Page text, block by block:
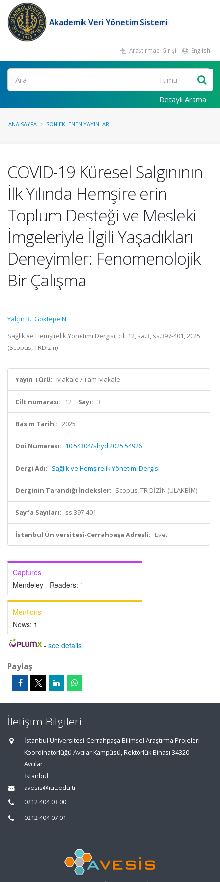
Akademik Veri Yönetim Sistemi
Araştırmacı Girişi English
Ara
Detaylı Arama
ANA SAYFA SON EKLENEN YAYINLAR
COVID-19 Küresel Salgınının
İlk Yılında Hemşirelerin
Toplum Desteği ve Mesleki
İmgeleriyle İlgili Yaşadıkları
Deneyimler: Fenomenolojik
Bir Çalışma
Yalçın B.,Göktepe N.
Sağlık ve Hemşirelik Yönetimi Dergisi, cilt.12, sa.3, ss.397-401, 2025
(Scopus, TRDizin)
Yayın Türü: Makale / Tam Makale
Cilt numarası: 12 Sayı: 3
Basım Tarihi: 2025
Doi Numarası: 10.54304/shyd.2025.54926
Dergi Adı: Sağlık ve Hemşirelik Yönetimi Dergisi
Derginin Tarandığı İndeksler: Scopus, TR DİZİN (ULAKBİM)
Sayfa Sayıları: ss.397-401
İstanbul Üniversitesi-Cerrahpaşa Adresli: Evet
Captures
Mendeley - Readers: 1
Mentions
News: 1
- see details
Paylaş
İletişim Bilgileri
İstanbul Üniversitesi-Cerrahpaşa Bilimsel Araştırma Projeleri
Koordinatörlüğü Avcılar Kampüsü, Rektörlük Binası 34320
Avcılar
İstanbul
avesis@iuc.edu.tr
0212 404 03 00
0212 404 07 01